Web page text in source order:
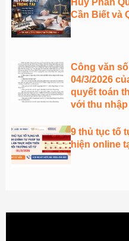
Hủy Phán
Cần Biết và
Công văn
04/3/2026
quyết toán
với thu
9 thủ tục tố
hiện online